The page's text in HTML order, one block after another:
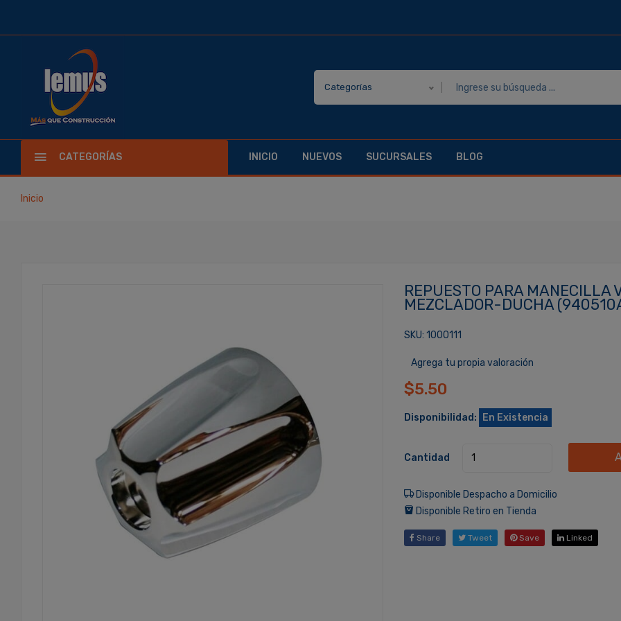
Categorías
CATEGORÍAS INICIO NUEVOS SUCURSALES BLOG
Inicio
REPUESTO PARA MANECILLA
MEZCLADOR-DUCHA
SKU: 1000111
Agrega tu propia valoración
$5.50
Disponibilidad: En Existencia
Cantidad
Disponible Despacho a Domicilio
Disponible Retiro en Tienda
Share Tweet Save Linked